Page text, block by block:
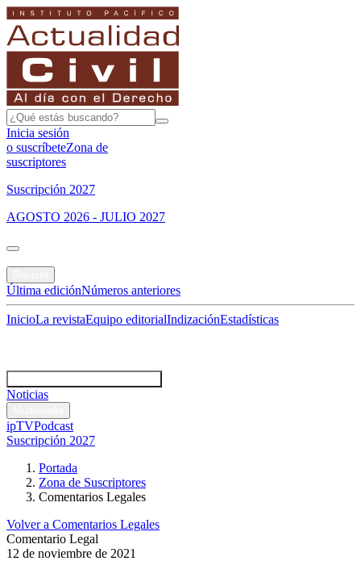
Inicia sesión
o suscríbeteZona de
suscriptores
Suscripción 2027
AGOSTO 2026 - JULIO 2027
Última ediciónNúmeros anteriores
InicioLa revistaEquipo editorialIndizaciónEstadísticas
Noticias
ipTVPodcast
Suscripción 2027
Portada
Zona de Suscriptores
Comentarios Legales
Volver a Comentarios Legales
Comentario Legal
12 de noviembre de 2021